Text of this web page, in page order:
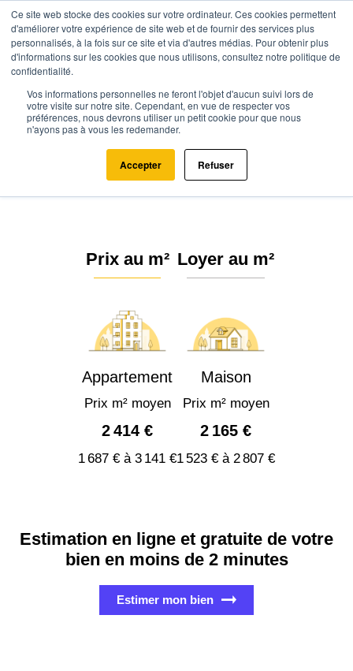
Ce site web stocke des cookies sur votre ordinateur. Ces cookies permettent
d'améliorer votre expérience de site web et de fournir des services plus
personnalisés, à la fois sur ce site et via d'autres médias. Pour obtenir plus
d'informations sur les cookies que nous utilisons, consultez notre politique de
confidentialité.
Vos informations personnelles ne feront l'objet d'aucun suivi lors de
votre visite sur notre site. Cependant, en vue de respecter vos
préférences, nous devrons utiliser un petit cookie pour que nous
n'ayons pas à vous les redemander.
Accepter Refuser
Agence.immo Prix immobilier Bretagne Finistère (29)
Prix de l'immobilier au m²
Finistère (29)
Prix au m²
Appartement
Prix m² moyen
2 414 €
1 687 € à 3 141 €
Loyer au m²
Maison
Prix m² moyen
2 165 €
1 523 € à 2 807 €
Estimation en ligne et gratuite de votre
bien en moins de 2 minutes
Estimer mon bien